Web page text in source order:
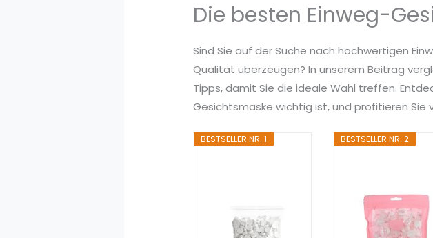
Die besten Einweg-
Sind Sie auf der Suche nach hochwertigen
Qualität überzeugen? In unserem Beitrag
Tipps, damit Sie die ideale Wahl treffen.
Gesichtsmaske wichtig ist, und profitieren Sie
BESTSELLER NR. 1 BESTSELLER NR. 2